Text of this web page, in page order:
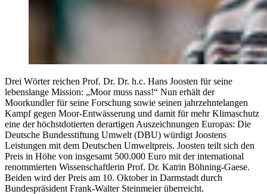
Drei Wörter reichen Prof. Dr. Dr. h.c. Hans Joosten für seine
lebenslange Mission: „Moor muss nass!“ Nun erhält der
Moorkundler für seine Forschung sowie seinen jahrzehntelangen
Kampf gegen Moor-Entwässerung und damit für mehr Klimaschutz
eine der höchstdotierten derartigen Auszeichnungen Europas: Die
Deutsche Bundesstiftung Umwelt (DBU) würdigt Joostens
Leistungen mit dem Deutschen Umweltpreis. Joosten teilt sich den
Preis in Höhe von insgesamt 500.000 Euro mit der international
renommierten Wissenschaftlerin Prof. Dr. Katrin Böhning-Gaese.
Beiden wird der Preis am 10. Oktober in Darmstadt durch
Bundespräsident Frank-Walter Steinmeier überreicht.